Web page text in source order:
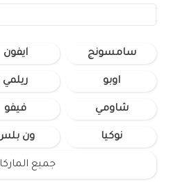
سامسونج ايفون
اوبو ريلمي
شاومي فيفو
نوكيا ون
جميع